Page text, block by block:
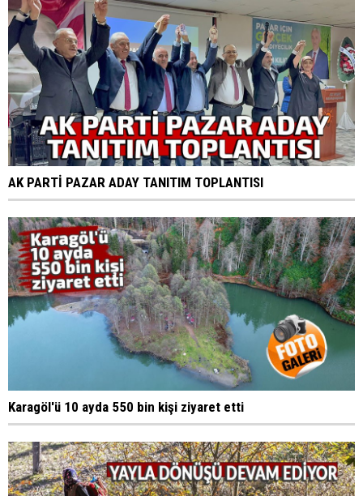
AK PARTİ PAZAR ADAY TANITIM TOPLANTISI
Karagöl'ü 10 ayda 550 bin kişi ziyaret etti